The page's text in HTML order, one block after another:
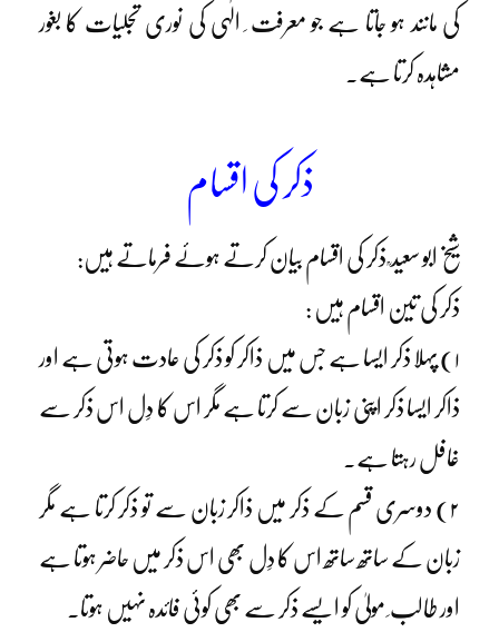
کی مانند ہو جاتا ہے جو معرفت ِ الٰہی کی نوری تجلیات کا بغور
مشاہدہ کرتا ہے۔
ذکر کی اقسام
شیخ ابو سعید ؒ ذکر کی اقسام بیان کرتے ہوئے فرماتے ہیں:
ذکر کی تین اقسام ہیں :
۱) پہلا ذکر ایسا ہے جس میں ذاکر کو ذکر کی عادت ہوتی ہے اور
ذاکر ایسا ذکر اپنی زبان سے کرتا ہے مگر اس کا دِل اس ذکر سے
غافل رہتا ہے۔
۲) دوسری قسم کے ذکر میں ذاکر زبان سے تو ذکر کرتا ہے مگر
زبان کے ساتھ ساتھ اس کا دِل بھی اس ذکر میں حاضر ہوتا ہے
اور طالب ِ مولیٰ کو ایسے ذکر سے بھی کوئی فائدہ نہیں ہوتا۔